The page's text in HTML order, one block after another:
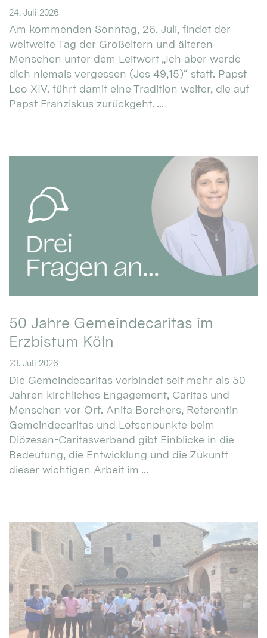
24. Juli 2026
Am kommenden Sonntag, 26. Juli, findet der
weltweite Tag der Großeltern und älteren
Menschen unter dem Leitwort „Ich aber werde
dich niemals vergessen (Jes 49,15)“ statt. Papst
Leo XIV. führt damit eine Tradition weiter, die auf
Papst Franziskus zurückgeht. ...
50 Jahre Gemeindecaritas im
Erzbistum Köln
23. Juli 2026
Die Gemeindecaritas verbindet seit mehr als 50
Jahren kirchliches Engagement, Caritas und
Menschen vor Ort. Anita Borchers, Referentin
Gemeindecaritas und Lotsenpunkte beim
Diözesan-Caritasverband gibt Einblicke in die
Bedeutung, die Entwicklung und die Zukunft
dieser wichtigen Arbeit im ...